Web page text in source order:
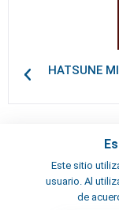
Este sitio
usuario. Al
de
Términos y